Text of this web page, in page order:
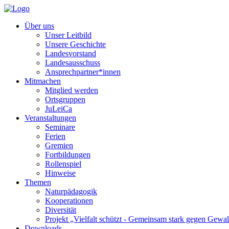
Über uns
Unser Leitbild
Unsere Geschichte
Landesvorstand
Landesausschuss
Ansprechpartner*innen
Mitmachen
Mitglied werden
Ortsgruppen
JuLeiCa
Veranstaltungen
Seminare
Ferien
Gremien
Fortbildungen
Rollenspiel
Hinweise
Themen
Naturpädagogik
Kooperationen
Diversität
Projekt „Vielfalt schützt - Gemeinsam stark gegen